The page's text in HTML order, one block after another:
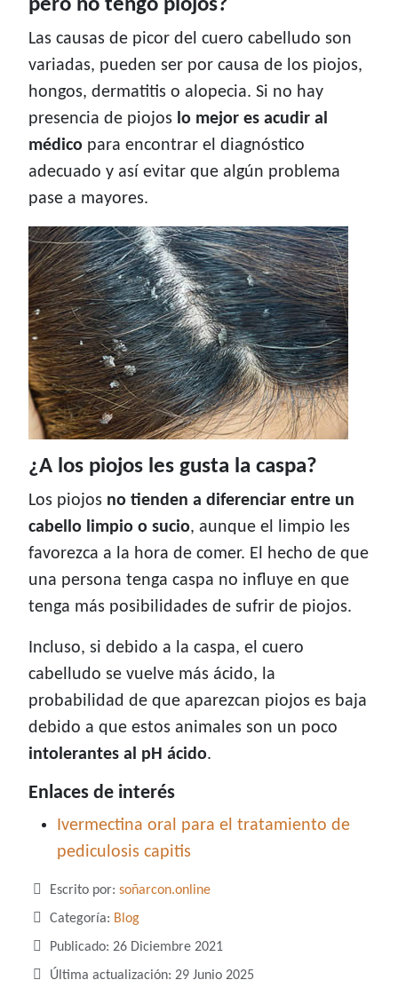
pero no tengo piojos?
Las causas de picor del cuero cabelludo son
variadas, pueden ser por causa de los piojos,
hongos, dermatitis o alopecia. Si no hay
presencia de piojos lo mejor es acudir al
médico para encontrar el diagnóstico
adecuado y así evitar que algún problema
pase a mayores.
¿A los piojos les gusta la caspa?
Los piojos no tienden a diferenciar entre un
cabello limpio o sucio, aunque el limpio les
favorezca a la hora de comer. El hecho de que
una persona tenga caspa no influye en que
tenga más posibilidades de sufrir de piojos.
Incluso, si debido a la caspa, el cuero
cabelludo se vuelve más ácido, la
probabilidad de que aparezcan piojos es baja
debido a que estos animales son un poco
intolerantes al pH ácido.
Enlaces de interés
Ivermectina oral para el tratamiento de
pediculosis capitis
Detalles
Escrito por: soñarcon.online
Categoría: Blog
Publicado: 26 Diciembre 2021
Última actualización: 29 Junio 2025